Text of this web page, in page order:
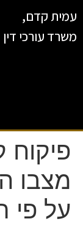
עמית קדם,
משרד עורכי דין
פיקוח
מצבו
על פי